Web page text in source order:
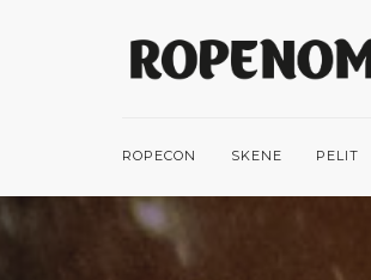
ROPECON SKENE PELIT